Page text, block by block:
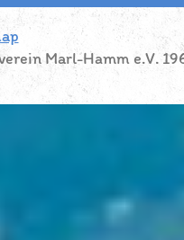
Marl-Hamm e.V.